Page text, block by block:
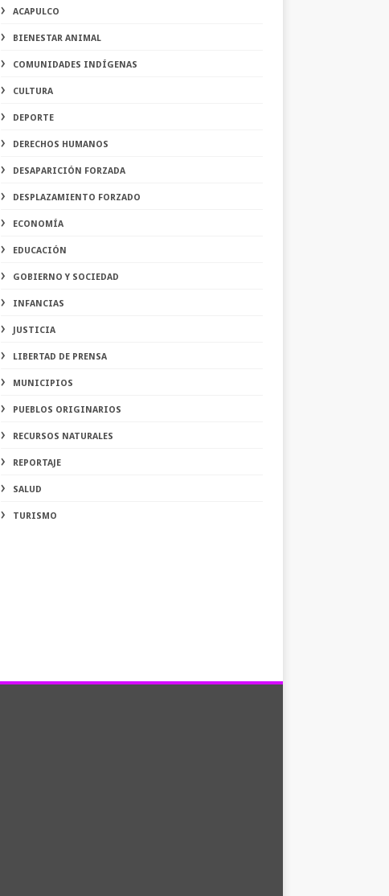
ACAPULCO
BIENESTAR ANIMAL
COMUNIDADES INDÍGENAS
CULTURA
DEPORTE
DERECHOS HUMANOS
DESAPARICIÓN FORZADA
DESPLAZAMIENTO FORZADO
ECONOMÍA
EDUCACIÓN
GOBIERNO Y SOCIEDAD
INFANCIAS
JUSTICIA
LIBERTAD DE PRENSA
MUNICIPIOS
PUEBLOS ORIGINARIOS
RECURSOS NATURALES
REPORTAJE
SALUD
TURISMO